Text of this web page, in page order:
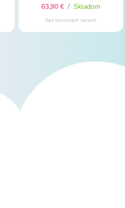
63,90 € / Skladom
bez barevných variant